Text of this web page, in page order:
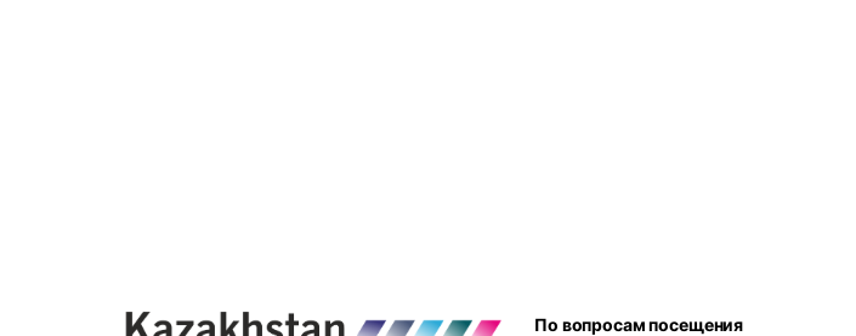
По вопросам посещения